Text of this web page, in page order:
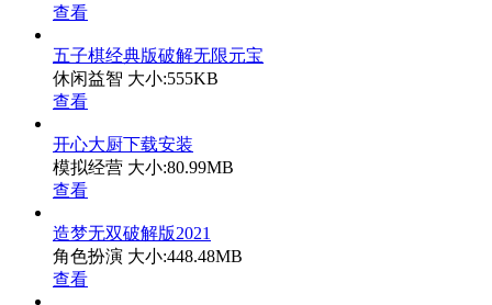
查看
五子棋经典版破解无限元宝
休闲益智 大小:555KB
查看
开心大厨下载安装
模拟经营 大小:80.99MB
查看
造梦无双破解版2021
角色扮演 大小:448.48MB
查看